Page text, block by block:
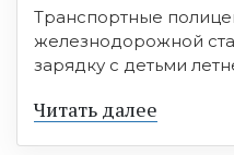
Транспортные
железнодорожной
зарядку с детьми
Читать далее